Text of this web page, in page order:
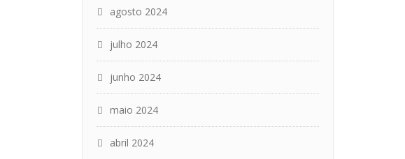
agosto 2024
julho 2024
junho 2024
maio 2024
abril 2024